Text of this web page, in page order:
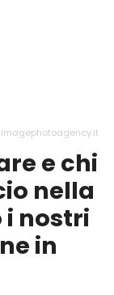
e chi
nella
i nostri
in